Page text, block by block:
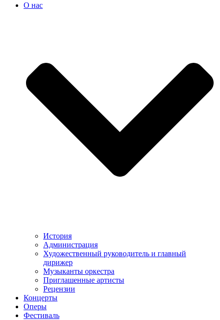
О нас
История
Администрация
Художественный руководитель и главный
дирижер
Музыканты оркестра
Приглашенные артисты
Рецензии
Концерты
Оперы
Фестиваль